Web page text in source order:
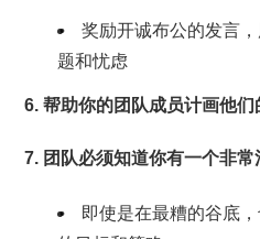
奖励开诚布公的发言
题和忧虑
6. 帮助你的团队成员计画他们
7. 团队必须知道你有一个非
即使是在最糟的谷底